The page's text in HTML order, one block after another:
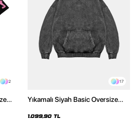
2 17
Yıkamalı Siyah Basic Oversize
1.099,90 TL